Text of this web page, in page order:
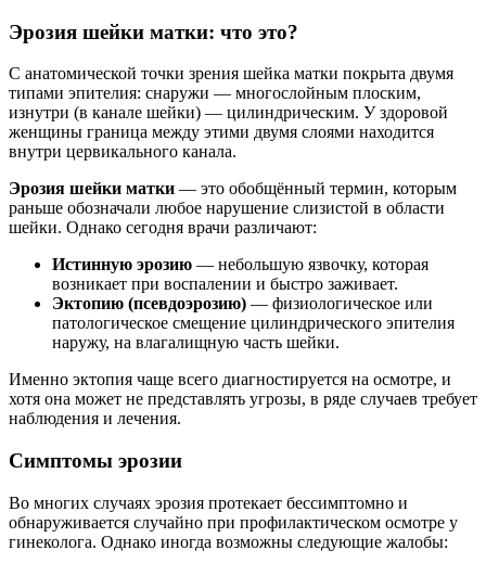
Эрозия шейки матки: что это?
С анатомической точки зрения шейка матки покрыта двумя
типами эпителия: снаружи — многослойным плоским,
изнутри (в канале шейки) — цилиндрическим. У здоровой
женщины граница между этими двумя слоями находится
внутри цервикального канала.
Эрозия шейки матки — это обобщённый термин, которым
раньше обозначали любое нарушение слизистой в области
шейки. Однако сегодня врачи различают:
Истинную эрозию — небольшую язвочку, которая
возникает при воспалении и быстро заживает.
Эктопию (псевдоэрозию) — физиологическое или
патологическое смещение цилиндрического эпителия
наружу, на влагалищную часть шейки.
Именно эктопия чаще всего диагностируется на осмотре, и
хотя она может не представлять угрозы, в ряде случаев требует
наблюдения и лечения.
Симптомы эрозии
Во многих случаях эрозия протекает бессимптомно и
обнаруживается случайно при профилактическом осмотре у
гинеколога. Однако иногда возможны следующие жалобы: